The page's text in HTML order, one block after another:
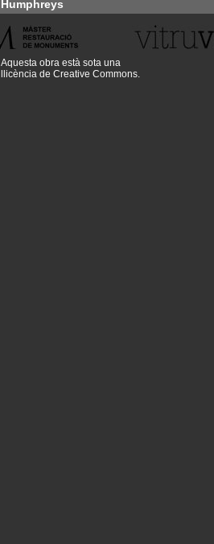
Aquesta obra està sota una
llicència de Creative Commons.